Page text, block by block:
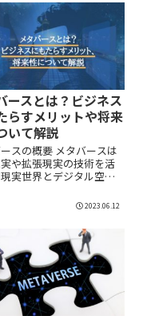
ースとは？ビジネス
らすメリットや将来
いて解説
スの概要 メタバースは
や拡張現実の技術を活
実世界とデジタル空間
2023.06.12